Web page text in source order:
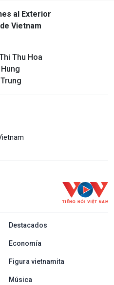
al Exterior
Vietnam
Thu Hoa
ban nha
Destacados
Economía
Figura vietnamita
Música